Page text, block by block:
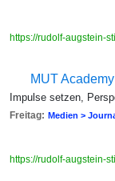
https://rudolf-augstein-
MUT
Impulse setzen,
Freitag: Medien >
https://rudolf-augstein-